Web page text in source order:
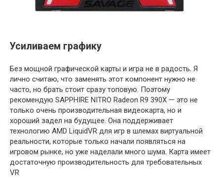
Усиливаем графику
Без мощной графической карты и игра не в радость. Я
лично считаю, что заменять этот компонент нужно не
часто, но брать стоит сразу топовую. Поэтому
рекомендую SAPPHIRE NITRO Radeon R9 390X — это не
только очень производительная видеокарта, но и
хороший задел на будущее. Она поддерживает
технологию AMD LiquidVR для игр в шлемах виртуальной
реальности, которые только начали появляться на
игровом рынке, но уже наделали много шума. Карта имеет
достаточную производительность для требовательных
VR